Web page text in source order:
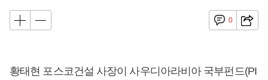
0
황태현 포스코건설 사장이 사우디아라비아 국부펀드(PI